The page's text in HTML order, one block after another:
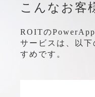
こんなお客
ROITの
サービスは、以
すめです。